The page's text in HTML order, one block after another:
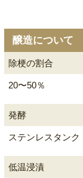
醸造について
除梗の割合
20〜50％
発酵
ステンレスタンク
低温浸漬